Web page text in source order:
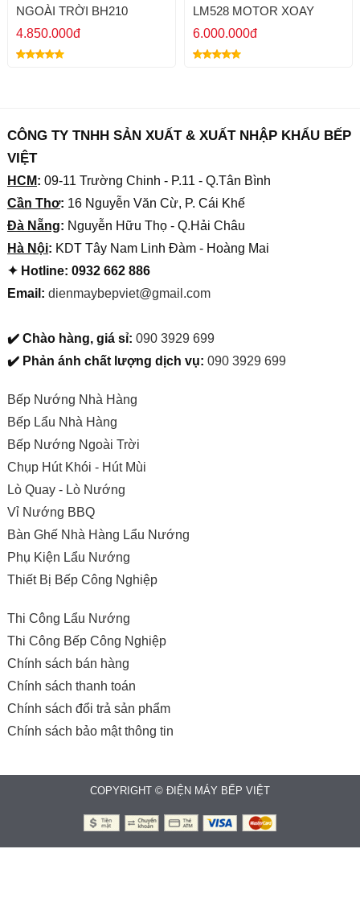
NGOÀI TRỜI BH210
4.850.000đ
LM528 MOTOR XOAY
6.000.000đ
CÔNG TY TNHH SẢN XUẤT & XUẤT NHẬP KHẨU BẾP
VIỆT
HCM: 09-11 Trường Chinh - P.11 - Q.Tân Bình
Cần Thơ: 16 Nguyễn Văn Cừ, P. Cái Khế
Đà Nẵng: Nguyễn Hữu Thọ - Q.Hải Châu
Hà Nội: KDT Tây Nam Linh Đàm - Hoàng Mai
✦ Hotline: 0932 662 886
Email: dienmaybepviet@gmail.com
✔️ Chào hàng, giá sỉ: 090 3929 699
✔️ Phản ánh chất lượng dịch vụ: 090 3929 699
Bếp Nướng Nhà Hàng
Bếp Lẩu Nhà Hàng
Bếp Nướng Ngoài Trời
Chụp Hút Khói - Hút Mùi
Lò Quay - Lò Nướng
Vỉ Nướng BBQ
Bàn Ghế Nhà Hàng Lẩu Nướng
Phụ Kiện Lẩu Nướng
Thiết Bị Bếp Công Nghiệp
Thi Công Lẩu Nướng
Thi Công Bếp Công Nghiệp
Chính sách bán hàng
Chính sách thanh toán
Chính sách đổi trả sản phẩm
Chính sách bảo mật thông tin
COPYRIGHT © ĐIỆN MÁY BẾP VIỆT